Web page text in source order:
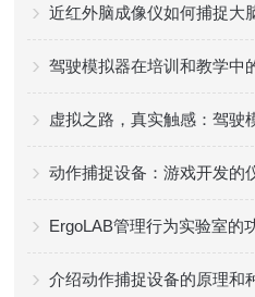
近红外脑成像仪如何捕捉大
驾驶模拟器在培训和教学中
虚拟之路，真实触感：驾驶
动作捕捉设备：游戏开发的
ErgoLAB管理行为实验室的
介绍动作捕捉设备的原理和